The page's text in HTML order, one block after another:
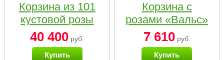
Корзина из 101
кустовой розы
нежных тонов
40 400 руб.
Купить
Корзина с
розами «Вальс»
7 610руб.
Купить